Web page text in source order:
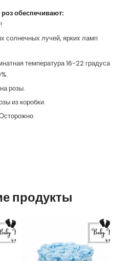
обеспечивают:
лучей, ярких ламп
температура 16-22 градуса
розы.
из коробки.
продукты